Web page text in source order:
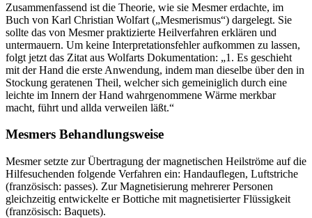
Zusammenfassend ist die Theorie, wie sie Mesmer erdachte, im
Buch von Karl Christian Wolfart („Mesmerismus“) dargelegt. Sie
sollte das von Mesmer praktizierte Heilverfahren erklären und
untermauern. Um keine Interpretationsfehler aufkommen zu lassen,
folgt jetzt das Zitat aus Wolfarts Dokumentation: „1. Es geschieht
mit der Hand die erste Anwendung, indem man dieselbe über den in
Stockung geratenen Theil, welcher sich gemeiniglich durch eine
leichte im Innern der Hand wahrgenommene Wärme merkbar
macht, führt und allda verweilen läßt.“
Mesmers Behandlungsweise
Mesmer setzte zur Übertragung der magnetischen Heilströme auf die
Hilfesuchenden folgende Verfahren ein: Handauflegen, Luftstriche
(französisch: passes). Zur Magnetisierung mehrerer Personen
gleichzeitig entwickelte er Bottiche mit magnetisierter Flüssigkeit
(französisch: Baquets).